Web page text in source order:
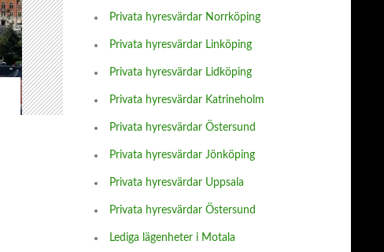
Privata hyresvärdar Norrköping
Privata hyresvärdar Linköping
Privata hyresvärdar Lidköping
Privata hyresvärdar Katrineholm
Privata hyresvärdar Östersund
Privata hyresvärdar Jönköping
Privata hyresvärdar Uppsala
Privata hyresvärdar Östersund
Lediga lägenheter i Motala